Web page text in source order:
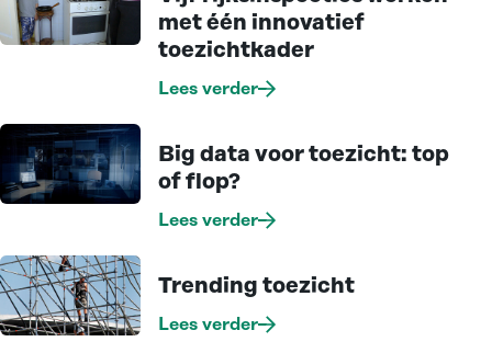
met één innovatief
toezichtkader
Lees verder
Big data voor toezicht: top
of flop?
Lees verder
Trending toezicht
Lees verder